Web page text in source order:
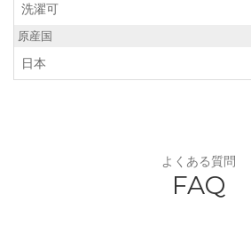
洗濯可
原産国
日本
よくある質問
FAQ